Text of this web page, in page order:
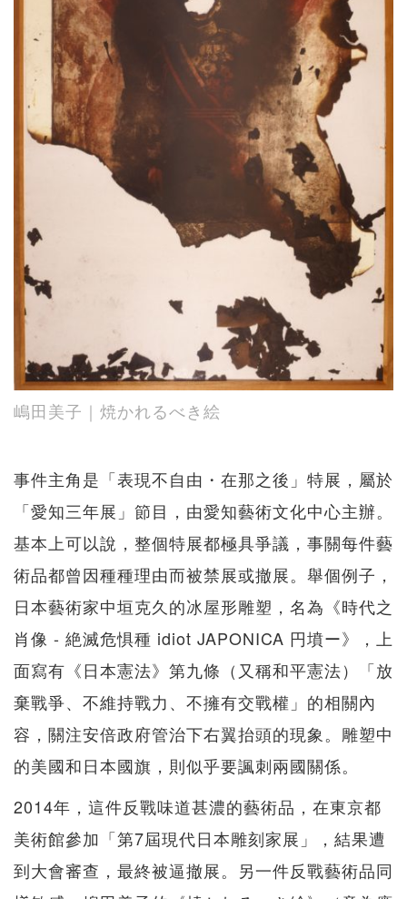
嶋田美子｜焼かれるべき絵
事件主角是「表現不自由・在那之後」特展，屬於
「愛知三年展」節目，由愛知藝術文化中心主辦。
基本上可以說，整個特展都極具爭議，事關每件藝
術品都曾因種種理由而被禁展或撤展。舉個例子，
日本藝術家中垣克久的冰屋形雕塑，名為《時代之
肖像 - 絶滅危惧種 idiot JAPONICA 円墳ー》，上
面寫有《日本憲法》第九條（又稱和平憲法）「放
棄戰爭、不維持戰力、不擁有交戰權」的相關內
容，關注安倍政府管治下右翼抬頭的現象。雕塑中
的美國和日本國旗，則似乎要諷刺兩國關係。
2014年，這件反戰味道甚濃的藝術品，在東京都
美術館參加「第7屆現代日本雕刻家展」，結果遭
到大會審查，最終被逼撤展。另一件反戰藝術品同